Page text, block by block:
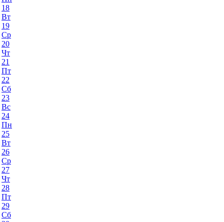
18
Вт
19
Ср
20
Чт
21
Пт
22
Сб
23
Вс
24
Пн
25
Вт
26
Ср
27
Чт
28
Пт
29
Сб